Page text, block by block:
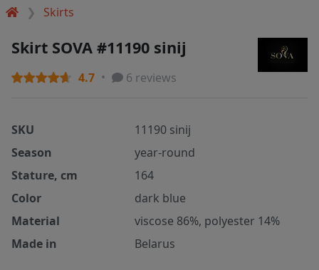
Skirts
Skirt SOVA #11190 sinij
4.7 6 reviews
SKU
11190 sinij
Season
year-round
Stature, cm
164
Color
dark blue
Material
viscose 86%, polyester 14%
Made in
Belarus